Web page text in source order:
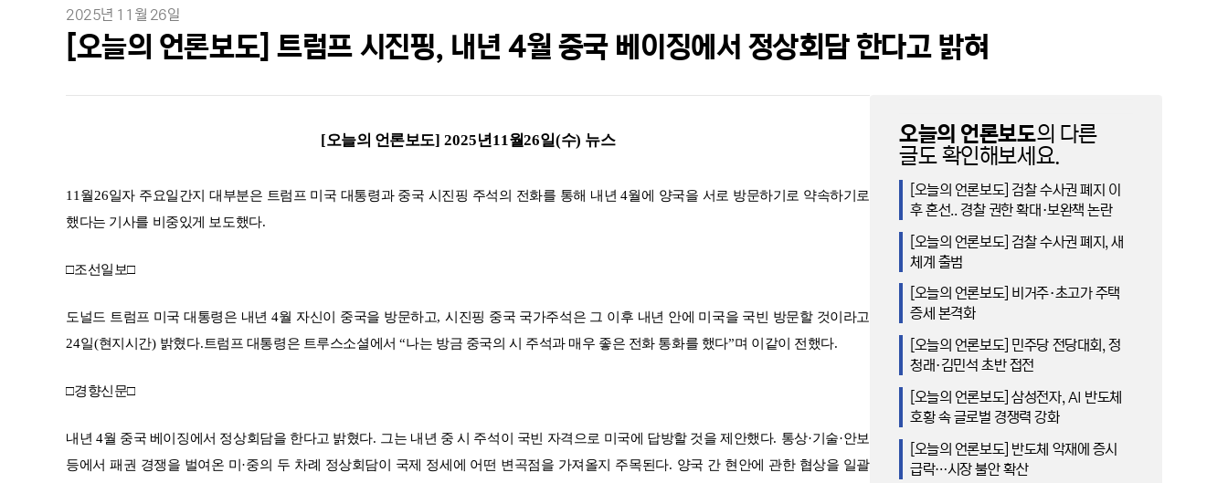
2025년 11월 26일
[오늘의 언론보도] 트럼프 시진핑, 내년 4월 중국 베이징에서 정상회담 한다고 밝혀
[오늘의 언론보도] 2025년11월26일(수) 뉴스
11 월26일자 주요일간지 대부분은 트럼프 미국 대통령과 중국 시진핑 주석의 전화를 통해 내년4월에 양국을 서로 방문하기로 약속하기로
했다는 기사를 비중있게 보도했다.
□조선일보□
도널드 트럼프 미국 대통령은 내년4월 자신이 중국을 방문하고, 시진핑 중국 국가주석은 그 이후 내년 안에 미국을 국빈 방문할 것이라고
24일(현지시간) 밝혔다.트럼프 대통령은 트루스소셜에서“나는 방금 중국의 시 주석과 매우 좋은 전화 통화를 했다”며 이같이 전했다.
□경향신문□
내년 4월 중국 베이징에서 정상회담을 한다고 밝혔다. 그는 내년 중 시 주석이 국빈 자격으로 미국에 답방할 것을 제안했다. 통상·기술·안보
등에서 패권 경쟁을 벌여온 미 ·중의 두 차례 정상회담이 국제 정세에 어떤 변곡점을 가져올지 주목된다. 양국 간 현안에 관한 협상을 일괄
오늘의 언론보도의 다른
글도 확인해보세요.
[오늘의 언론보도] 검찰 수사권 폐지 이
후 혼선.. 경찰 권한 확대·보완책 논란
[오늘의 언론보도] 검찰 수사권 폐지, 새
체계 출범
[오늘의 언론보도] 비거주·초고가 주택
증세 본격화
[오늘의 언론보도] 민주당 전당대회, 정
청래·김민석 초반 접전
[오늘의 언론보도] 삼성전자, AI 반도체
호황 속 글로벌 경쟁력 강화
[오늘의 언론보도] 반도체 악재에 증시
급락…시장 불안 확산